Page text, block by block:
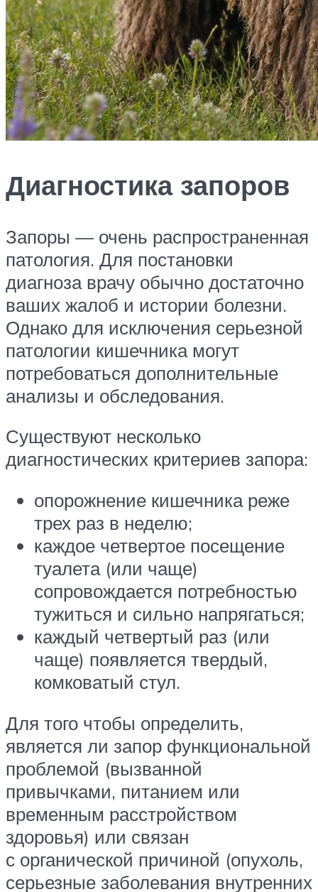
Диагностика запоров
Запоры — очень распространенная
патология. Для постановки
диагноза врачу обычно достаточно
ваших жалоб и истории болезни.
Однако для исключения серьезной
патологии кишечника могут
потребоваться дополнительные
анализы и обследования.
Существуют несколько
диагностических критериев запора:
опорожнение кишечника реже
трех раз в неделю;
каждое четвертое посещение
туалета (или чаще)
сопровождается потребностью
тужиться и сильно напрягаться;
каждый четвертый раз (или
чаще) появляется твердый,
комковатый стул.
Для того чтобы определить,
является ли запор функциональной
проблемой (вызванной
привычками, питанием или
временным расстройством
здоровья) или связан
с органической причиной (опухоль,
серьезные заболевания внутренних